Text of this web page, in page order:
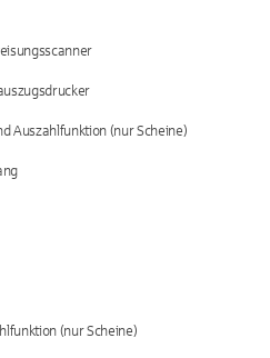
Auszahlfunktion (nur Scheine)
(nur Scheine)